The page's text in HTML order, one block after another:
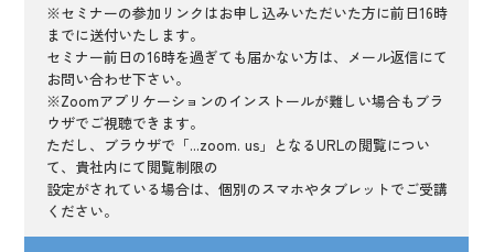
※セミナーの参加リンクはお申し込みいただいた方に前日16時
までに送付いたします。
セミナー前日の16時を過ぎても届かない方は、メール返信にて
お問い合わせ下さい。
※Zoomアプリケーションのインストールが難しい場合もブラ
ウザでご視聴できます。
ただし、ブラウザで「...zoom. us」となるURLの閲覧につい
て、貴社内にて閲覧制限の
設定がされている場合は、個別のスマホやタブレットでご受講
ください。